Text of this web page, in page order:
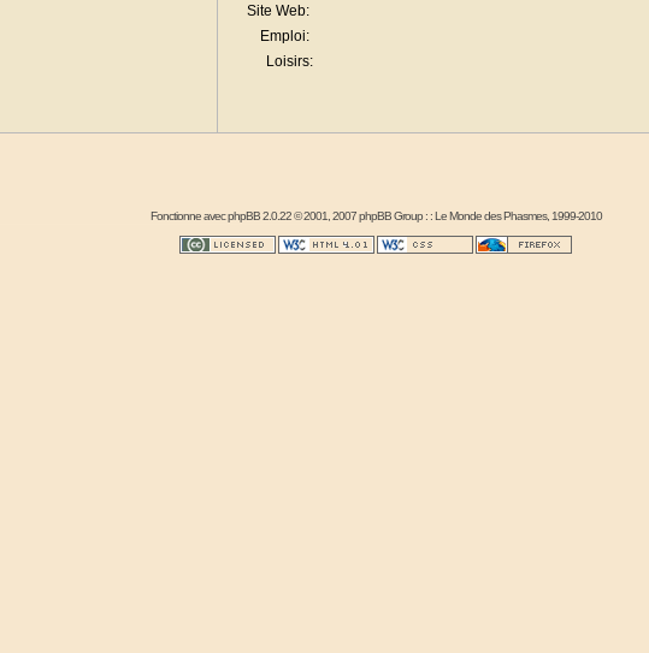
Site Web:
Emploi:
Loisirs:
Fonctionne avecphpBB2.0.22 © 2001, 2007 phpBB Group : :Le Monde des Phasmes, 1999-2010